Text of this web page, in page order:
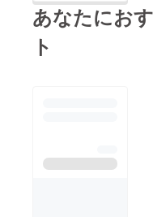
あなたにお
ト